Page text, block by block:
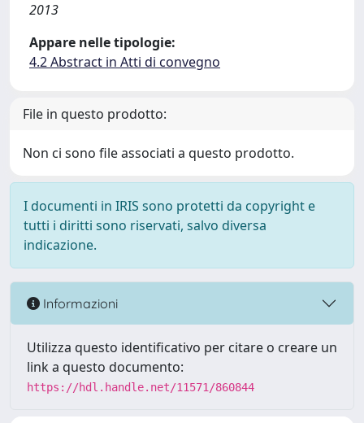
2013
Appare nelle tipologie:
4.2 Abstract in Atti di convegno
File in questo prodotto:
Non ci sono file associati a questo prodotto.
I documenti in IRIS sono protetti da copyright e
tutti i diritti sono riservati, salvo diversa
indicazione.
Informazioni
Utilizza questo identificativo per citare o creare un
link a questo documento:
https://hdl.handle.net/11571/860844